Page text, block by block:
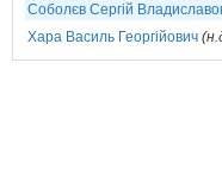
Соболєв Сергій
Хара Василь Георгійович